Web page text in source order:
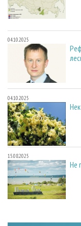
04.10.2025
04.10.2025
15.08.2025
Не